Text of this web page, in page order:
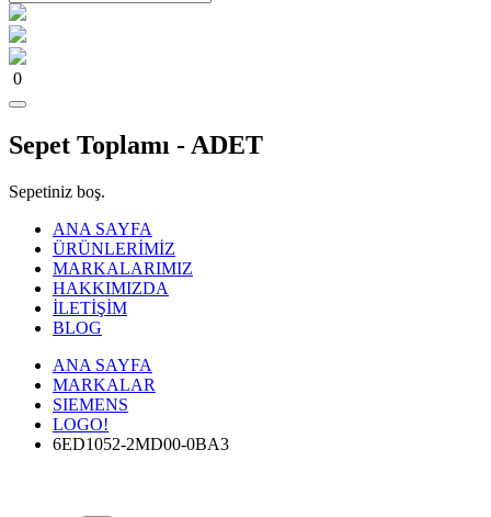
0
Sepet Toplamı - ADET
Sepetiniz boş.
ANA SAYFA
ÜRÜNLERİMİZ
MARKALARIMIZ
HAKKIMIZDA
İLETİŞİM
BLOG
ANA SAYFA
MARKALAR
SIEMENS
LOGO!
6ED1052-2MD00-0BA3